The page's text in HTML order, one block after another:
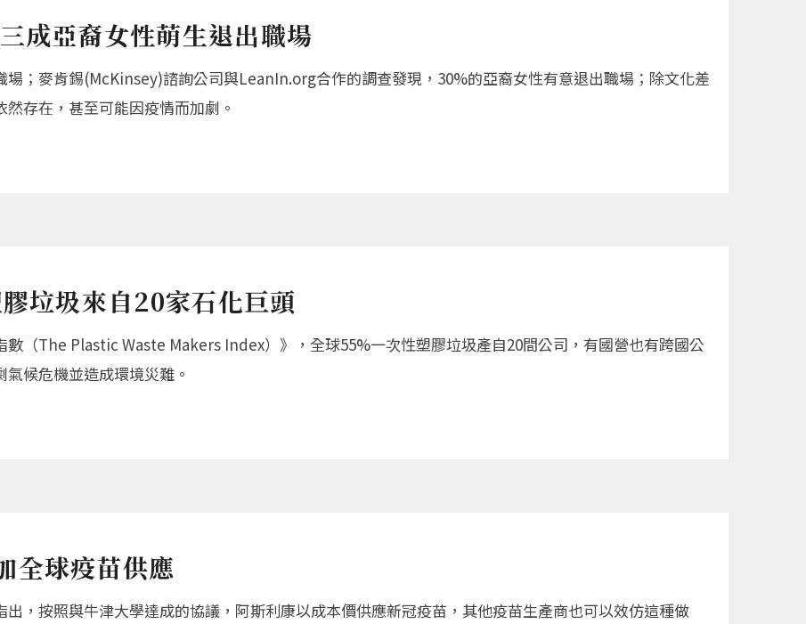
成亞裔女性萌生退出職場
；麥肯錫(McKinsey)諮詢公司與LeanIn.org合作的調查發現，30%的亞裔女性有意退出職場；除文化差
存在，甚至可能因疫情而加劇。
垃圾來自20家石化巨頭
（The Plastic Waste Makers Index）》，全球55%一次性塑膠垃圾產自20間公司，有國營也有跨國公
候危機並造成環境災難。
全球疫苗供應
，按照與牛津大學達成的協議，阿斯利康以成本價供應新冠疫苗，其他疫苗生產商也可以效仿這種做